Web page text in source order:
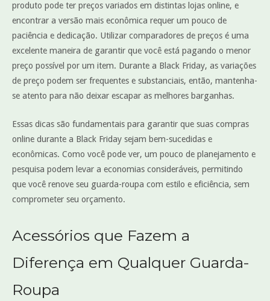
produto pode ter preços variados em distintas lojas online, e
encontrar a versão mais econômica requer um pouco de
paciência e dedicação. Utilizar comparadores de preços é uma
excelente maneira de garantir que você está pagando o menor
preço possível por um item. Durante a Black Friday, as variações
de preço podem ser frequentes e substanciais, então, mantenha-
se atento para não deixar escapar as melhores barganhas.
Essas dicas são fundamentais para garantir que suas compras
online durante a Black Friday sejam bem-sucedidas e
econômicas. Como você pode ver, um pouco de planejamento e
pesquisa podem levar a economias consideráveis, permitindo
que você renove seu guarda-roupa com estilo e eficiência, sem
comprometer seu orçamento.
Acessórios que Fazem a
Diferença em Qualquer Guarda-
Roupa